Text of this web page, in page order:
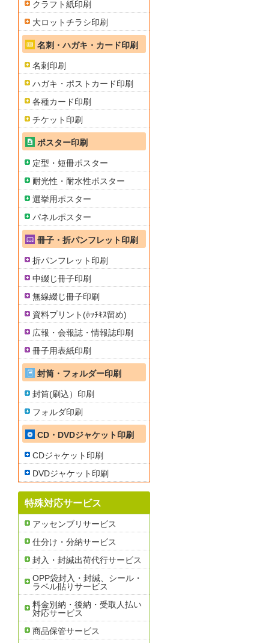
クラフト紙印刷
大ロットチラシ印刷
名刺・ハガキ・カード印刷
名刺印刷
ハガキ・ポストカード印刷
各種カード印刷
チケット印刷
ポスター印刷
定型・短冊ポスター
耐光性・耐水性ポスター
選挙用ポスター
パネルポスター
冊子・折パンフレット印刷
折パンフレット印刷
中綴じ冊子印刷
無線綴じ冊子印刷
資料プリント(ﾎｯﾁｷｽ留め)
広報・会報誌・情報誌印刷
冊子用表紙印刷
封筒・フォルダー印刷
封筒(刷込）印刷
フォルダ印刷
CD・DVDジャケット印刷
CDジャケット印刷
DVDジャケット印刷
特殊対応サービス
アッセンブリサービス
仕分け・分納サービス
封入・封緘出荷代行サービス
OPP袋封入・封緘、シール・
ラベル貼りサービス
料金別納・後納・受取人払い
対応サービス
商品保管サービス